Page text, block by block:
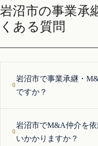
岩沼市の事業承
くある質問
岩沼市で事業承継・
ですか？
岩沼市でM&A仲介を
いかかりますか？